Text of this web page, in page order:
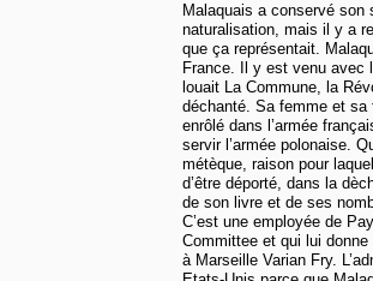
Malaquais a conservé son
naturalisation, mais il y a
que ça représentait.
France. Il y est venu avec
louait La Commune, la
déchanté. Sa femme et
enrôlé dans l’armée
servir l’armée polonaise.
métèque, raison pour
d’être déporté, dans la
de son livre et de ses
C’est une employée de
Committee et qui lui donne
à Marseille Varian Fry.